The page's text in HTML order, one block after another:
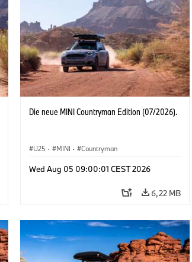
Die neue MINI Countryman Edition (07/2026).
U25 · MINI · Countryman
Wed Aug 05 09:00:01 CEST 2026
6,22 MB